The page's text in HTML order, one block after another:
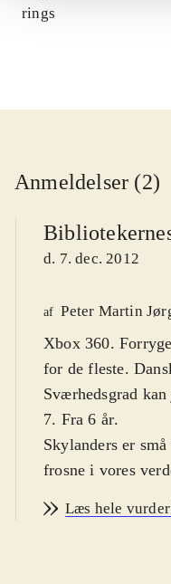
rings
Anmeldelser (2)
d. 7. dec. 2012
af Peter Martin
Xbox 360.
for de fleste.
Sværhedsgrad
7. Fra 6 år.
Skylanders er
frosne i vores
mediet mellem de
Læs hele